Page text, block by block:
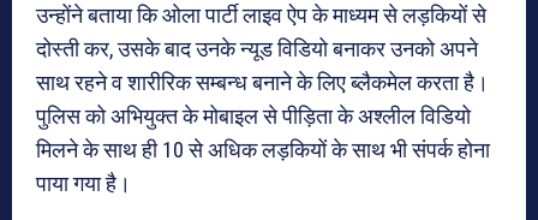
उन्होंने बताया कि ओला पार्टी लाइव ऐप के माध्यम से लड़कियों से
दोस्ती कर, उसके बाद उनके न्यूड विडियो बनाकर उनको अपने
साथ रहने व शारीरिक सम्बन्ध बनाने के लिए ब्लैकमेल करता है।
पुलिस को अभियुक्त के मोबाइल से पीड़िता के अश्लील विडियो
मिलने के साथ ही 10 से अधिक लड़कियों के साथ भी संपर्क होना
पाया गया है।